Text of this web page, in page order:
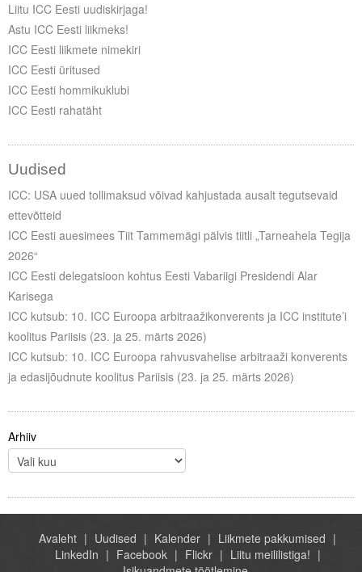
ICC WBO
ICC komisjonid
Digiraamatukogu
Juhendid ja väljaanded
Kontakt
Liitu meililistiga
Oskusteave
Incoterms® 2020
Abimaterjalid
Projektid
Liitu ICC Eesti uudiskirjaga!
Astu ICC Eesti liikmeks!
ICC Eesti liikmete nimekiri
ICC Eesti üritused
ICC Eesti hommikuklubi
ICC Eesti rahatäht
Uudised
ICC: USA uued tollimaksud võivad kahjustada ausalt tegutsevaid
ettevõtteid
ICC Eesti auesimees Tiit Tammemägi pälvis tiitli „Tarneahela Tegija
2026“
ICC Eesti delegatsioon kohtus Eesti Vabariigi Presidendi Alar
Karisega
ICC kutsub: 10. ICC Euroopa arbitraažikonverents ja ICC institute’i
koolitus Pariisis (23. ja 25. märts 2026)
ICC kutsub: 10. ICC Euroopa rahvusvahelise arbitraaži konverents
ja edasijõudnute koolitus Pariisis (23. ja 25. märts 2026)
Arhiiv
Avaleht Uudised Kalender
Liikmete pakkumised
LinkedIn
Facebook Flickr
Liitu meililistiga!